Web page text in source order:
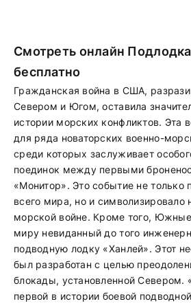
Смотреть онлайн
бесплатно
Гражданская война в США,
Севером и Югом, оставила
истории морских конфликтов. Эта
для ряда новаторских военно-
среди которых заслуживает
поединок между первыми
«Монитор». Это событие не только
всего мира, но и символизировало
морской войне. Кроме того,
миру невиданный до того
подводную лодку «Ханлей». Этот
был разработан с целью
блокады, установленной Севером.
первой в истории боевой